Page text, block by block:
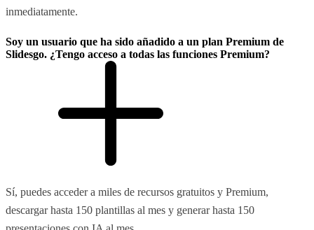
inmediatamente.
Soy un usuario que ha sido añadido a un plan Premium de
Slidesgo. ¿Tengo acceso a todas las funciones Premium?
Sí, puedes acceder a miles de recursos gratuitos y Premium,
descargar hasta 150 plantillas al mes y generar hasta 150